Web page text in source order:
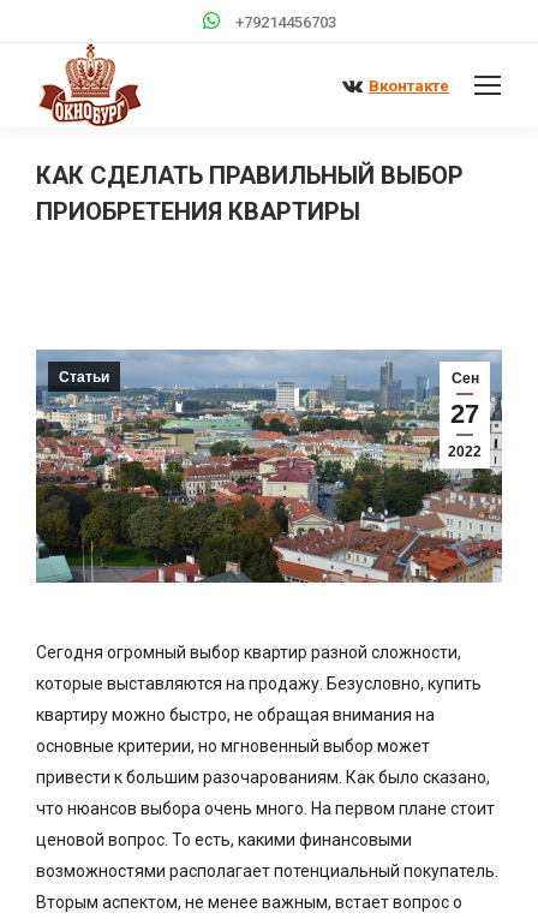
+79214456703
Вконтакте
КАК СДЕЛАТЬ ПРАВИЛЬНЫЙ ВЫБОР
ПРИОБРЕТЕНИЯ КВАРТИРЫ
Сен
27
2022
Статьи
Сегодня огромный выбор квартир разной сложности,
которые выставляются на продажу. Безусловно, купить
квартиру можно быстро, не обращая внимания на
основные критерии, но мгновенный выбор может
привести к большим разочарованиям. Как было сказано,
что нюансов выбора очень много. На первом плане стоит
ценовой вопрос. То есть, какими финансовыми
возможностями располагает потенциальный покупатель.
Вторым аспектом, не менее важным, встает вопрос о